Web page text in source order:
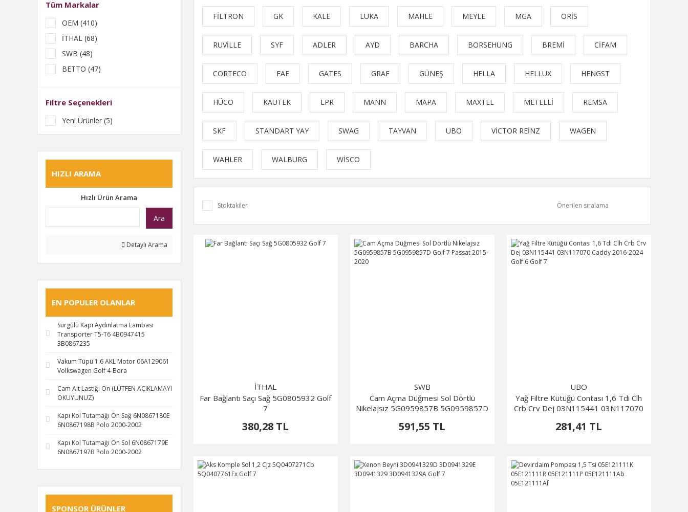
Tüm Markalar
OEM (410)
İTHAL (68)
SWB (48)
BETTO (47)
İTHAL (42)
TOPRAN (25)
KOLBEN (13)
FACET (12)
BOSCH (11)
GOETZE (11)
LUK (7)
BRC (6)
İBRAŞ (6)
MOTOCAR (6)
SACHS (6)
SPJ (6)
BEHR (5)
FEBİ (5)
TEXTAR (5)
YAN SANAYİ (5)
ESTAŞ (4)
PİERBURG (4)
Filtre Seçenekleri
Yeni Ürünler (5)
HIZLI ARAMA
Hızlı Ürün Arama
Ara
Detaylı Arama
EN POPULER OLANLAR
Sürgülü Kapı Aydınlatma Lambası
Transporter T5-T6 4B0947415
3B0867235
Vakum Tüpü 1.6 AKL Motor 06A129061
Volkswagen Golf 4-Bora
Cam Alt Lastiği Ön (LÜTFEN AÇIKLAMAYI
OKUYUNUZ)
Kapı Kol Tutamağı Ön Sağ 6N0867180E
6N0867198B Polo 2000-2002
Kapı Kol Tutamağı Ön Sol 6N0867179E
6N0867197B Polo 2000-2002
SPONSOR ÜRÜNLER
FİLTRON GK KALE LUKA MAHLE MEYLE MGA ORİS
RUVİLLE SYF ADLER AYD BARCHA BORSEHUNG BREMİ CİFAM
CORTECO FAE GATES GRAF GÜNEŞ HELLA HELLUX HENGST
HÜCO KAUTEK LPR MANN MAPA MAXTEL METELLİ REMSA
SKF STANDART YAY SWAG TAYVAN UBO VİCTOR REİNZ WAGEN
WAHLER WALBURG WİSCO
Stoktakiler
İTHAL
Far Bağlantı Saçı Sağ 5G0805932 Golf
7
380,28 TL
SWB
Cam Açma Düğmesi Sol Dörtlü
Nikelajsız 5G0959857B 5G0959857D
591,55 TL
UBO
Yağ Filtre Kütüğü Contası 1,6 Tdi Clh
Crb Crv Dej 03N115441 03N117070
281,41 TL